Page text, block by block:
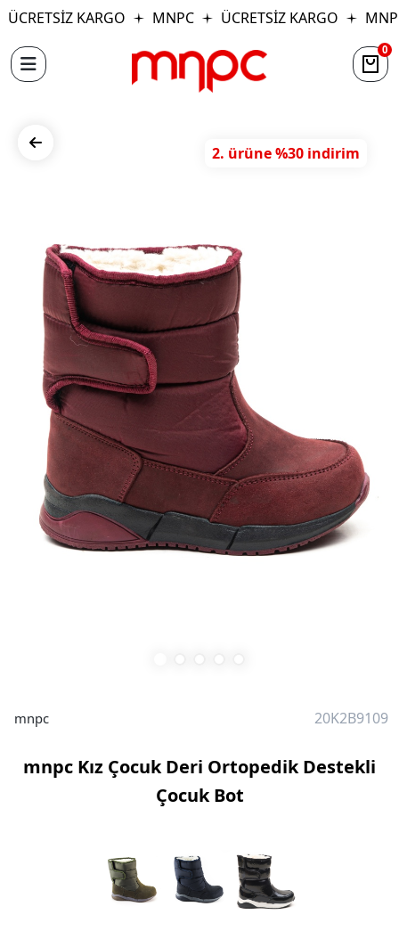
ÜCRETSİZ KARGO MNPC ÜCRETSİZ KARGO
0
2. ürüne %30 indirim
mnpc 20K2B9109
mnpc Kız Çocuk Deri Ortopedik Destekli
Çocuk Bot